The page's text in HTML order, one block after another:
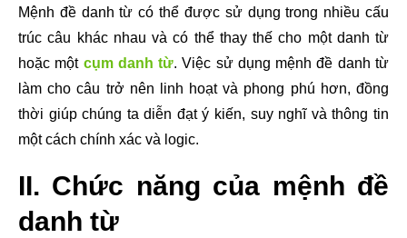
Mệnh đề danh từ có thể được sử dụng trong nhiều cấu
trúc câu khác nhau và có thể thay thế cho một danh từ
hoặc một cụm danh từ. Việc sử dụng mệnh đề danh từ
làm cho câu trở nên linh hoạt và phong phú hơn, đồng
thời giúp chúng ta diễn đạt ý kiến, suy nghĩ và thông tin
một cách chính xác và logic.
II. Chức năng của mệnh đề
danh từ